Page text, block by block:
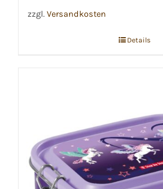
zzgl. Versandkosten
Details